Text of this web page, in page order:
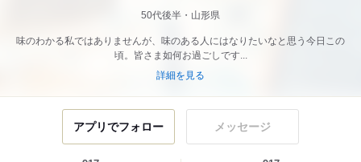
50代後半・山形県
味のわかる私ではありませんが、味のある人にはなりたいなと思う今日この
頃。皆さま如何お過ごしです...
詳細を見る
アプリでフォロー メッセージ